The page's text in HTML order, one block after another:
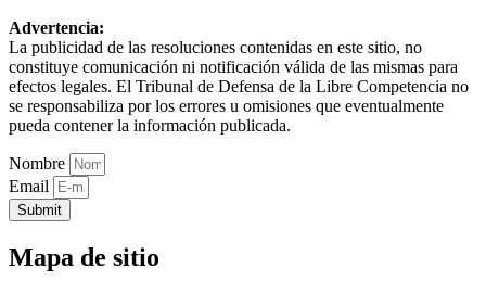
Advertencia:
La publicidad de las resoluciones contenidas en este sitio, no
constituye comunicación ni notificación válida de las mismas para
efectos legales. El Tribunal de Defensa de la Libre Competencia no
se responsabiliza por los errores u omisiones que eventualmente
pueda contener la información publicada.
Nombre
Email
Submit
Mapa de sitio